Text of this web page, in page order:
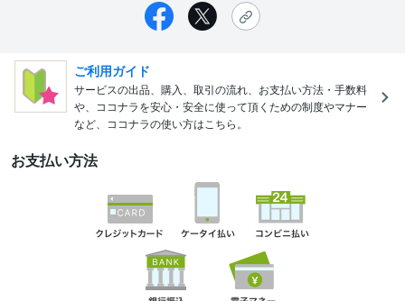
ご利用ガイド
サービスの出品、購入、取引の流れ、お支払い方法・手数料
や、ココナラを安心・安全に使って頂くための制度やマナー
など、ココナラの使い方はこちら。
お支払い方法